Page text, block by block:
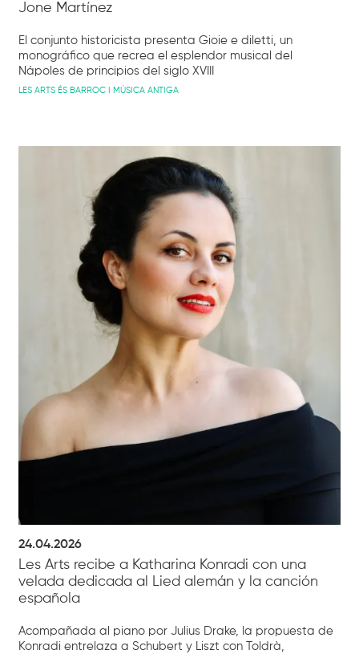
Jone Martínez
El conjunto historicista presenta Gioie e diletti, un
monográfico que recrea el esplendor musical del
Nápoles de principios del siglo XVIII
LES ARTS ÉS BARROC I MÚSICA ANTIGA
24.04.2026
Les Arts recibe a Katharina Konradi con una
velada dedicada al Lied alemán y la canción
española
Acompañada al piano por Julius Drake, la propuesta de
Konradi entrelaza a Schubert y Liszt con Toldrà,